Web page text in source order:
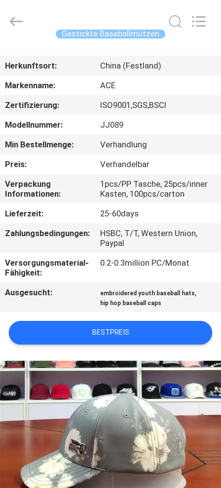
PRODUKTE
UNS
FABRIK-
AUSFLUG
QUALITÄTSKONTROLLE
TRETEN
SIE
MIT
UNS
VERBINDUNG
NACHRICHTEN
FÄLLE
SITEMAP
PRIVACY
POLICY
Ltd..
Gestickte Baseballmützen
Herkunftsort:
China (Festland)
Markenname:
ACE
Zertifizierung:
ISO9001,SGS,BSCI
Modellnummer:
JJ089
Min Bestellmenge:
Verhandlung
Preis:
Verhandelbar
Verpackung
Informationen:
1pcs/PP Tasche, 25pcs/inner
Kasten, 100pcs/carton
Lieferzeit:
25-60days
Zahlungsbedingungen:
HSBC, T/T, Western Union,
Paypal
Versorgungsmaterial-
Fähigkeit:
0.2-0.3million PC/Monat
Ausgesucht: embroidered youth baseball hats,
hip hop baseball caps
BESTPREIS